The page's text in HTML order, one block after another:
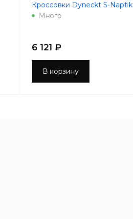
Кроссовки Dyneckt S-Naptik
Много
6 121 ₽
В корзину